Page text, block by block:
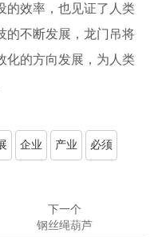
的效率，也见证了人类
的不断发展，龙门吊将
化的方向发展，为人类
企业 产业 必须
下一个
钢丝绳葫芦